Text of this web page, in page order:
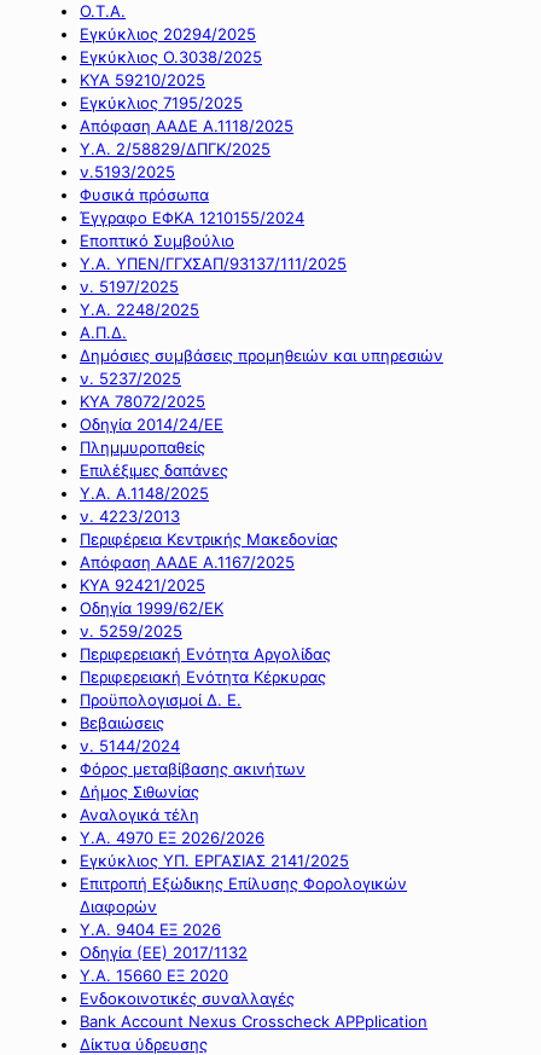
Ο.Τ.Α.
Εγκύκλιος 20294/2025
Εγκύκλιος Ο.3038/2025
ΚΥΑ 59210/2025
Εγκύκλιος 7195/2025
Απόφαση ΑΑΔΕ Α.1118/2025
Υ.Α. 2/58829/ΔΠΓΚ/2025
ν.5193/2025
Φυσικά πρόσωπα
Έγγραφο ΕΦΚΑ 1210155/2024
Εποπτικό Συμβούλιο
Υ.Α. ΥΠΕΝ/ΓΓΧΣΑΠ/93137/111/2025
ν. 5197/2025
Υ.Α. 2248/2025
Α.Π.Δ.
Δημόσιες συμβάσεις προμηθειών και υπηρεσιών
ν. 5237/2025
ΚΥΑ 78072/2025
Οδηγία 2014/24/ΕΕ
Πλημμυροπαθείς
Επιλέξιμες δαπάνες
Υ.Α. Α.1148/2025
ν. 4223/2013
Περιφέρεια Κεντρικής Μακεδονίας
Απόφαση ΑΑΔΕ Α.1167/2025
ΚΥΑ 92421/2025
Οδηγία 1999/62/ΕΚ
ν. 5259/2025
Περιφερειακή Ενότητα Αργολίδας
Περιφερειακή Ενότητα Κέρκυρας
Προϋπολογισμοί Δ. Ε.
Βεβαιώσεις
ν. 5144/2024
Φόρος μεταβίβασης ακινήτων
Δήμος Σιθωνίας
Αναλογικά τέλη
Υ.Α. 4970 ΕΞ 2026/2026
Εγκύκλιος ΥΠ. ΕΡΓΑΣΙΑΣ 2141/2025
Επιτροπή Εξώδικης Επίλυσης Φορολογικών
Διαφορών
Υ.Α. 9404 ΕΞ 2026
Οδηγία (ΕΕ) 2017/1132
Υ.Α. 15660 ΕΞ 2020
Ενδοκοινοτικές συναλλαγές
Bank Account Nexus Crosscheck APPplication
Δίκτυα ύδρευσης